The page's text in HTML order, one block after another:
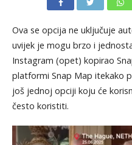
Ova se opcija ne uključuje
uvijek je mogu brzo i
Instagram (opet) kopirao
platformi Snap Map itekako
još jednoj opciji koju će
često koristiti.